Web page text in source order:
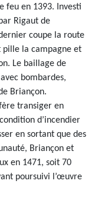
feu en 1393. Investi
Rigaut de
coupe la route
pille la campagne et
Le baillage de
bombardes,
Briançon.
transiger en
d’incendier
en sortant que des
Briançon et
en 1471, soit 70
poursuivi l’œuvre